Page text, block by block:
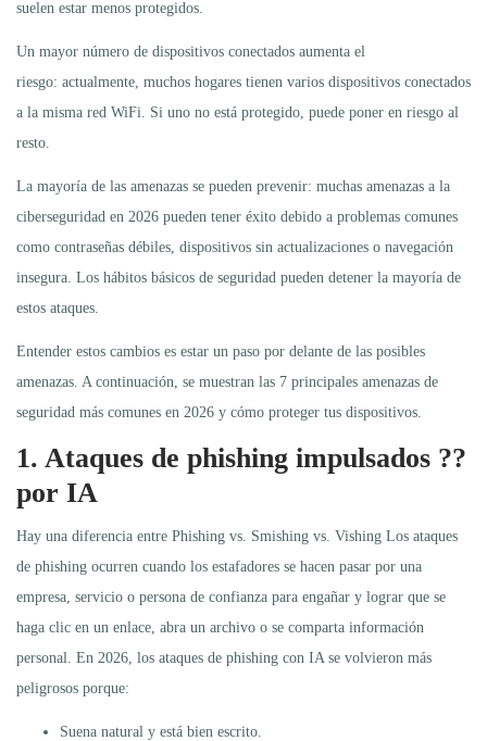
suelen estar menos protegidos.
Un mayor número de dispositivos conectados aumenta el
riesgo: actualmente, muchos hogares tienen varios dispositivos conectados
a la misma red WiFi. Si uno no está protegido, puede poner en riesgo al
resto.
La mayoría de las amenazas se pueden prevenir: muchas amenazas a la
ciberseguridad en 2026 pueden tener éxito debido a problemas comunes
como contraseñas débiles, dispositivos sin actualizaciones o navegación
insegura. Los hábitos básicos de seguridad pueden detener la mayoría de
estos ataques.
Entender estos cambios es estar un paso por delante de las posibles
amenazas. A continuación, se muestran las 7 principales amenazas de
seguridad más comunes en 2026 y cómo proteger tus dispositivos.
1. Ataques de phishing impulsados ??
por IA
Hay una diferencia entre Phishing vs. Smishing vs. Vishing Los ataques
de phishing ocurren cuando los estafadores se hacen pasar por una
empresa, servicio o persona de confianza para engañar y lograr que se
haga clic en un enlace, abra un archivo o se comparta información
personal. En 2026, los ataques de phishing con IA se volvieron más
peligrosos porque:
Suena natural y está bien escrito.